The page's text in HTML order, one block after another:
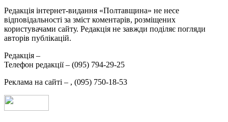
Редакція інтернет-видання «Полтавщина» не несе
відповідальності за зміст коментарів, розміщених
користувачами сайту. Редакція не завжди поділяє погляди
авторів публікацій.
Редакція –
Телефон редакції – (095) 794-29-25
Реклама на сайті – , (095) 750-18-53